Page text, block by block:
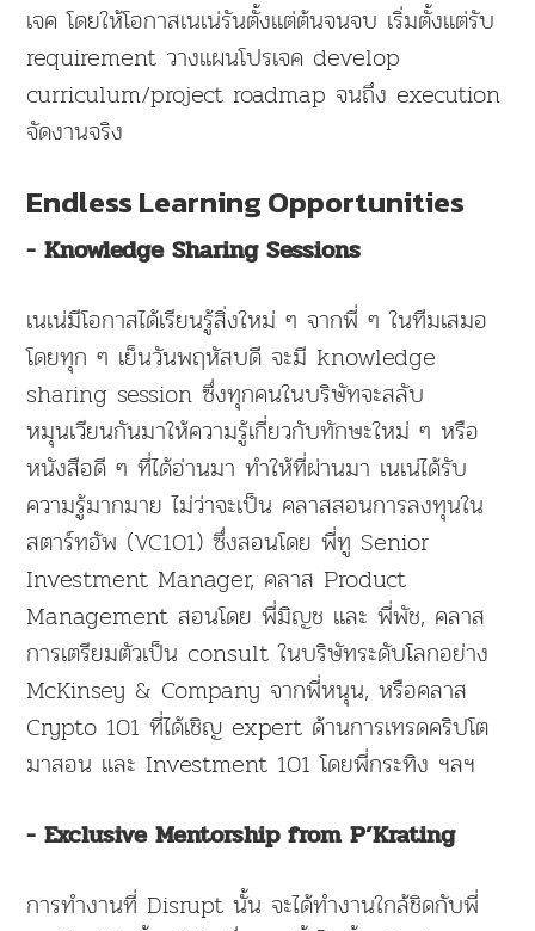
เจค โดยให้โอกาสเนเน่รันตั้งแต่ต้นจนจบ เริ่มตั้งแต่รับ
requirement วางแผนโปรเจค develop
curriculum/project roadmap จนถึง execution
จัดงานจริง
Endless Learning Opportunities
- Knowledge Sharing Sessions
เนเน่มีโอกาสได้เรียนรู้สิ่งใหม่ ๆ จากพี่ ๆ ในทีมเสมอ
โดยทุก ๆ เย็นวันพฤหัสบดี จะมี knowledge
sharing session ซึ่งทุกคนในบริษัทจะสลับ
หมุนเวียนกันมาให้ความรู้เกี่ยวกับทักษะใหม่ ๆ หรือ
หนังสือดี ๆ ที่ได้อ่านมา ทำให้ที่ผ่านมา เนเน่ได้รับ
ความรู้มากมาย ไม่ว่าจะเป็น คลาสสอนการลงทุนใน
สตาร์ทอัพ (VC101) ซึ่งสอนโดย พี่ทู Senior
Investment Manager, คลาส Product
Management สอนโดย พี่มิญช และ พี่พัช, คลาส
การเตรียมตัวเป็น consult ในบริษัทระดับโลกอย่าง
McKinsey & Company จากพี่หนุน, หรือคลาส
Crypto 101 ที่ได้เชิญ expert ด้านการเทรดคริปโต
มาสอน และ Investment 101 โดยพี่กระทิง ฯลฯ
- Exclusive Mentorship from P’Krating
การทำงานที่ Disrupt นั้น จะได้ทำงานใกล้ชิดกับพี่